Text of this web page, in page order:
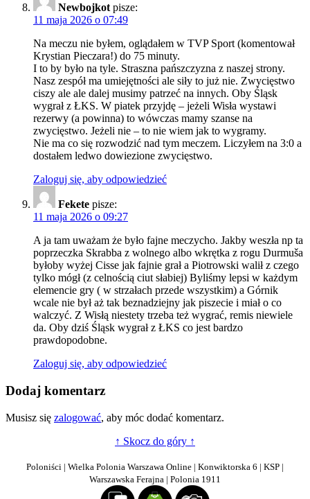
Newbojkot pisze:
11 maja 2026 o 07:49
Na meczu nie byłem, oglądałem w TVP Sport (komentował
Krystian Pieczara!) do 75 minuty.
I to by było na tyle. Straszna pańszczyzna z naszej strony.
Nasz zespół ma umiejętności ale siły to już nie. Zwycięstwo
ciszy ale ale dalej musimy patrzeć na innych. Oby Śląsk
wygrał z ŁKS. W piatek przyjdę – jeżeli Wisła wystawi
rezerwy (a powinna) to wówczas mamy szanse na
zwycięstwo. Jeżeli nie – to nie wiem jak to wygramy.
Nie ma co się rozwodzić nad tym meczem. Liczyłem na 3:0 a
dostałem ledwo dowiezione zwycięstwo.
Zaloguj się, aby odpowiedzieć
Fekete pisze:
11 maja 2026 o 09:27
A ja tam uważam że było fajne meczycho. Jakby weszła np ta
poprzeczka Skrabba z wolnego albo wkrętka z rogu Durmuša
byłoby wyżej Cisse jak fajnie grał a Piotrowski walił z czego
tylko mógł (z celnością ciut słabiej) Byliśmy lepsi w każdym
elemencie gry ( w strzałach przede wszystkim) a Górnik
wcale nie był aż tak beznadziejny jak piszecie i miał o co
walczyć. Z Wisłą niestety trzeba też wygrać, remis niewiele
da. Oby dziś Śląsk wygrał z ŁKS co jest bardzo
prawdopodobne.
Zaloguj się, aby odpowiedzieć
Dodaj komentarz
Musisz się zalogować, aby móc dodać komentarz.
↑ Skocz do góry ↑
Poloniści | Wielka Polonia Warszawa Online | Konwiktorska 6 | KSP |
Warszawska Ferajna | Polonia 1911